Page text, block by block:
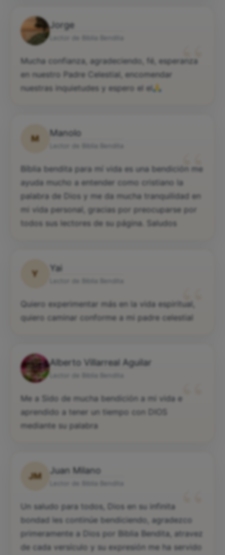
Jorge
“
Mucha confianza, agradeciendo, fé, esperanza
en nuestro Padre Celestial, encomendar
nuestras inquietudes y espero el el
M
Manolo
“
Bíblia bendita para mí vida es una bendición me
ayuda mucho a entender como cristiano la
palabra de Dios y me da mucha tranquilidad en
mi vida personal, gracias por preocuparse por
todos sus lectores de su página. Saludos
Y
Yai
“
Quiero experimentar más en la vida espiritual,
quiero caminar conforme a mi padre celestial
Alberto Villarreal Aguilar
“
Me a Sido de mucha bendición a mi vida e
aprendido a tener un tiempo con DIOS
mediante su palabra
JM
Juan Milano
“
Un saludo para todos, Dios en su infinita
bondad les continúe bendiciendo, agradezco
primeramente a Dios por Biblia Bendita, atravez
de cada versículo y su expresión me ha servido